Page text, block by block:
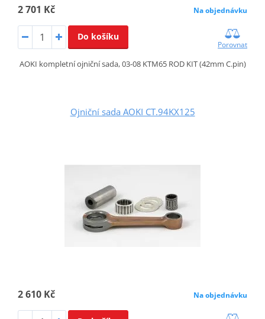
2 701 Kč Na objednávku
Do košíku
Porovnat
AOKI kompletní ojniční sada, 03-08 KTM65 ROD KIT (42mm C.pin)
Ojniční sada AOKI CT.94KX125
2 610 Kč Na objednávku